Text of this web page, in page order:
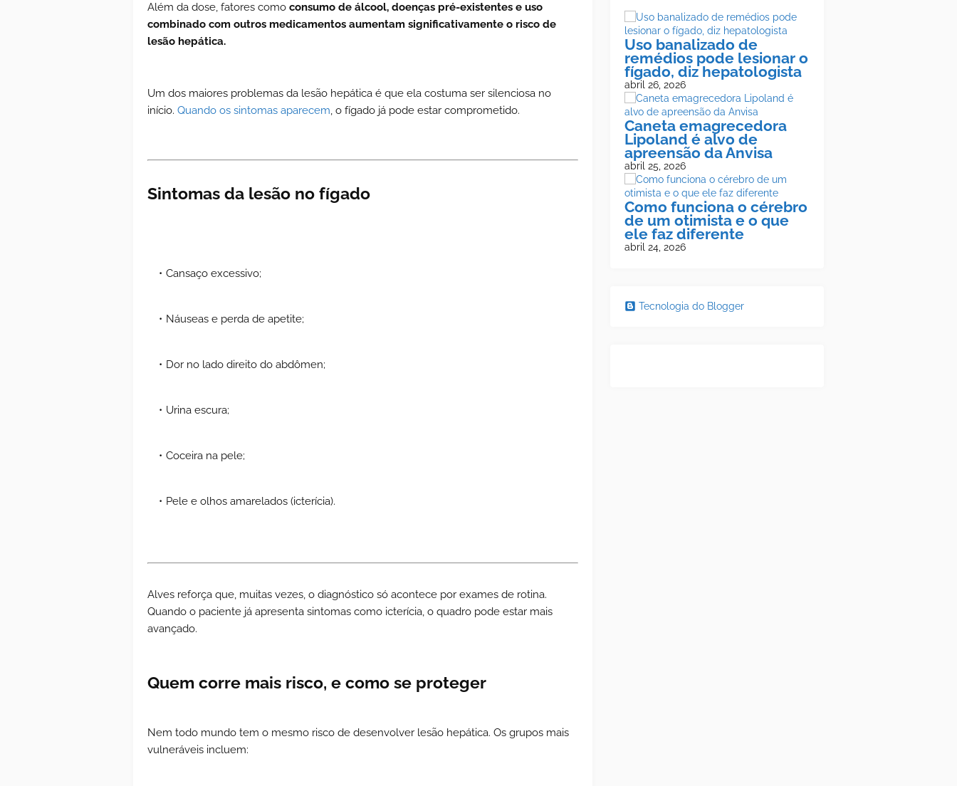
Além da dose, fatores como consumo de álcool, doenças pré-existentes e uso
combinado com outros medicamentos aumentam significativamente o risco de
lesão hepática.
Um dos maiores problemas da lesão hepática é que ela costuma ser silenciosa no
início. Quando os sintomas aparecem, o fígado já pode estar comprometido.
Sintomas da lesão no fígado
Cansaço excessivo;
Náuseas e perda de apetite;
Dor no lado direito do abdômen;
Urina escura;
Coceira na pele;
Pele e olhos amarelados (icterícia).
Alves reforça que, muitas vezes, o diagnóstico só acontece por exames de rotina.
Quando o paciente já apresenta sintomas como icterícia, o quadro pode estar mais
avançado.
Quem corre mais risco, e como se proteger
Nem todo mundo tem o mesmo risco de desenvolver lesão hepática. Os grupos mais
vulneráveis incluem:
Uso banalizado de
remédios pode lesionar o
fígado, diz hepatologista
abril 26, 2026
Caneta emagrecedora
Lipoland é alvo de
apreensão da Anvisa
abril 25, 2026
Como funciona o cérebro
de um otimista e o que
ele faz diferente
abril 24, 2026
Tecnologia do Blogger